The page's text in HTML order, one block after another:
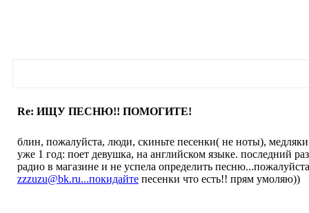
Re: ИЩУ ПЕСНЮ!! ПОМОГИТЕ!
блин, пожалуйста, люди, скиньте песенки( не ноты),
уже 1 год: поет девушка, на английском языке. последний
радио в магазине и не успела определить
zzzuzu@bk.ru...поки­дайте песенки что есть!! прям умоляю))